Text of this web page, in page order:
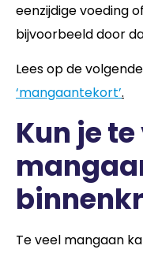
eenzijdige voeding
bijvoorbeeld door
Lees op de
‘mangaantekort’.
Kun je
Te veel mangaan